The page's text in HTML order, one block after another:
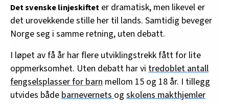
Det svenske linjeskiftet er dramatisk, men likevel er
det urovekkende stille her til lands. Samtidig beveger
Norge seg i samme retning, uten debatt.
I løpet av få år har flere utviklingstrekk fått for lite
oppmerksomhet. Uten debatt har vi tredoblet antall
fengselsplasser for barn mellom 15 og 18 år. I tillegg
utvides både barnevernets og skolens makthjemler